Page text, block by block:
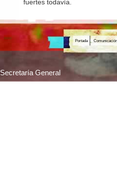
fuertes todavía.
Portada Comunicación
Secretaría General